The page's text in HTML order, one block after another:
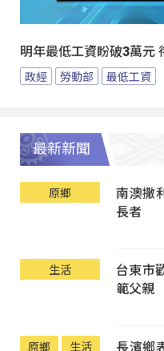
明年最低工資盼破3萬元
政經 勞動部 最低工資
最新新聞
原鄉
南澳撒
長者
生活
台東市
範父親
原鄉 生活 長濱鄉